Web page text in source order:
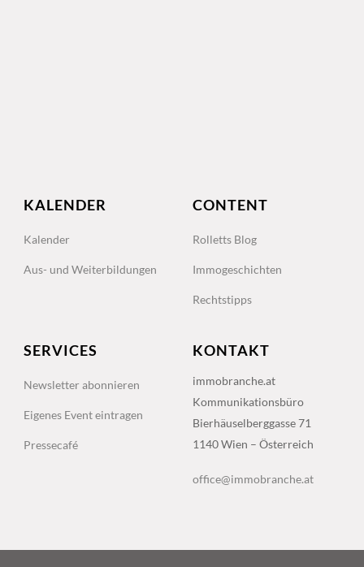
KALENDER
Kalender
Aus- und Weiterbildungen
CONTENT
Rolletts Blog
Immogeschichten
Rechtstipps
SERVICES
Newsletter abonnieren
Eigenes Event eintragen
Pressecafé
KONTAKT
immobranche.at
Kommunikationsbüro
Bierhäuselberggasse 71
1140 Wien – Österreich
office@immobranche.at